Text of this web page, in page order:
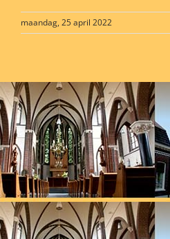
maandag, 25 april 2022